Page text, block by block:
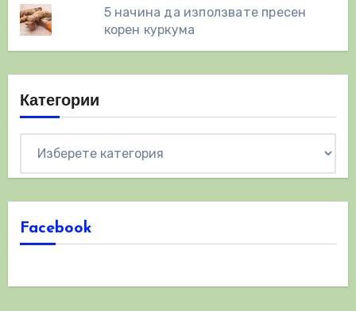
5 начина да използвате пресен
корен куркума
Категории
Facebook